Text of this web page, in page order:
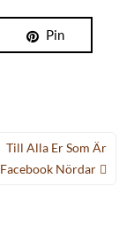
Pin
Till Alla Er Som Är
Facebook Nördar